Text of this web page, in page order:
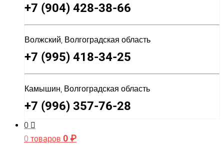
+7 (904) 428-38-66
Волжский, Волгоградская область
+7 (995) 418-34-25
Камышин, Волгоградская область
+7 (996) 357-76-28
0
0 товаров 0 ₽